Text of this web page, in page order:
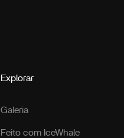
Explorar
Galeria
Feito com IceWhale